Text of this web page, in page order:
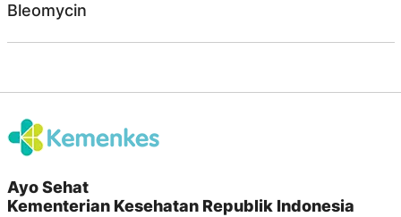
Bleomycin
Ayo Sehat
Kementerian Kesehatan Republik Indonesia